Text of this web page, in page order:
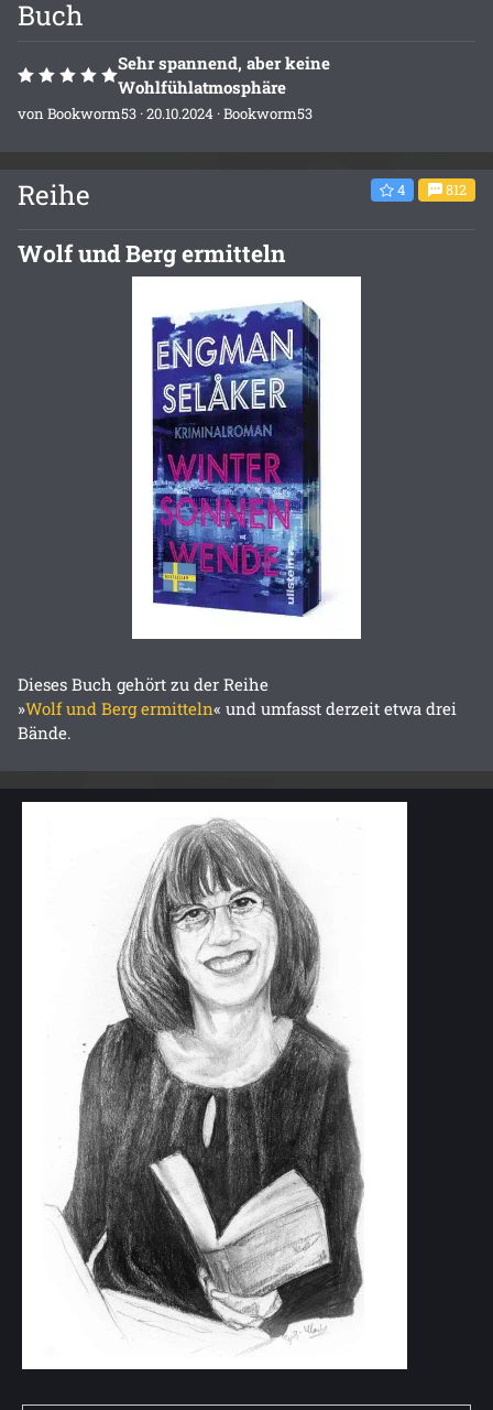
Buch
Sehr spannend, aber keine
Wohlfühlatmosphäre
vonBookworm53 · 20.10.2024 ·Bookworm53
Reihe 4 812
Wolf und Berg ermitteln
Dieses Buch gehört zu der Reihe
»Wolf und Berg ermitteln« und umfasst derzeit etwa drei
Bände.